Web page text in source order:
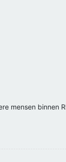
mensen binnen